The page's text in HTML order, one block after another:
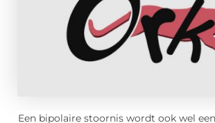
Een bipolaire stoornis wordt ook wel